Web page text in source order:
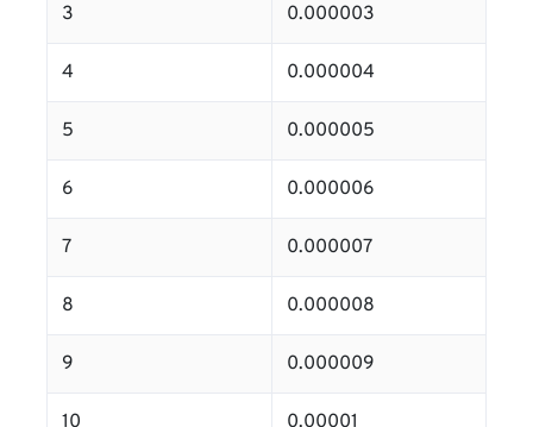
3 0.000003
4 0.000004
5 0.000005
6 0.000006
7 0.000007
8 0.000008
9 0.000009
10 0.00001